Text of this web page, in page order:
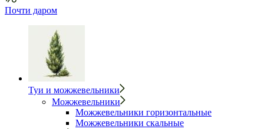
Почти даром
Туи и можжевельники
Можжевельники
Можжевельники горизонтальные
Можжевельники скальные